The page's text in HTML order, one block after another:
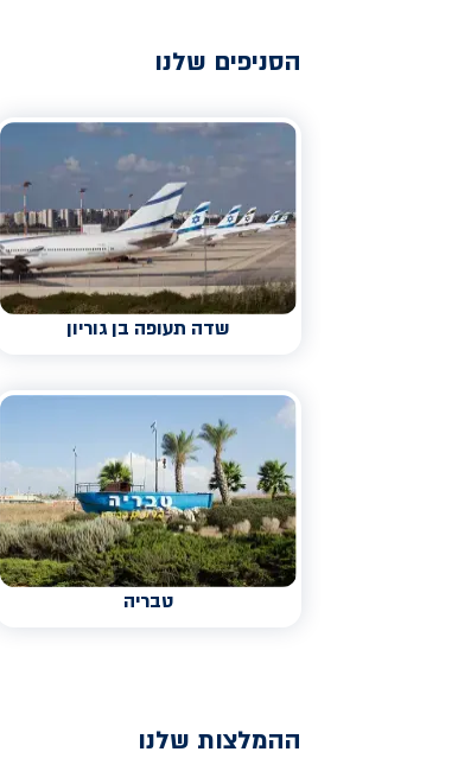
הסניפים שלנו
שדה תעופה בן גוריון
טבריה
ההמלצות שלנו